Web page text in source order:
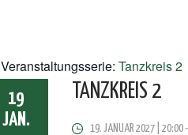
Veranstaltungsserie: Tanzkreis 2
19
JAN.
TANZKREIS 2
19. JANUAR 2027 | 20:00-